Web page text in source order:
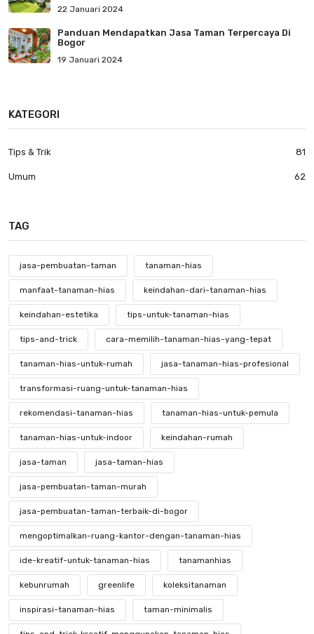
22 Januari 2024
Panduan Mendapatkan Jasa Taman Terpercaya Di
Bogor
19 Januari 2024
KATEGORI
Tips & Trik 81
Umum 62
TAG
jasa-pembuatan-taman tanaman-hias
manfaat-tanaman-hias keindahan-dari-tanaman-hias
keindahan-estetika tips-untuk-tanaman-hias
tips-and-trick cara-memilih-tanaman-hias-yang-tepat
tanaman-hias-untuk-rumah jasa-tanaman-hias-profesional
transformasi-ruang-untuk-tanaman-hias
rekomendasi-tanaman-hias tanaman-hias-untuk-pemula
tanaman-hias-untuk-indoor keindahan-rumah
jasa-taman jasa-taman-hias
jasa-pembuatan-taman-murah
jasa-pembuatan-taman-terbaik-di-bogor
mengoptimalkan-ruang-kantor-dengan-tanaman-hias
ide-kreatif-untuk-tanaman-hias tanamanhias
kebunrumah greenlife koleksitanaman
inspirasi-tanaman-hias taman-minimalis